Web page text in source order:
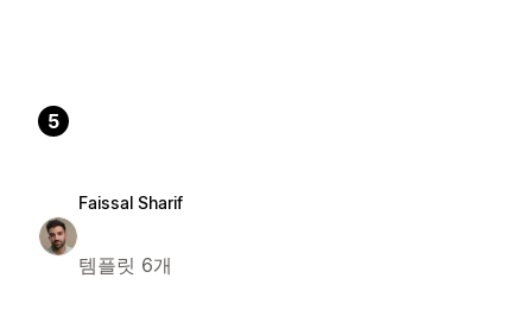
5
Faissal Sharif
템플릿 6개